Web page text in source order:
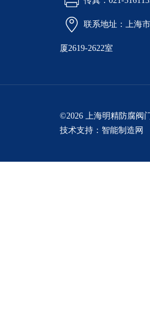
联系地址：上海
厦2619-2622室
©2026 上海明精防腐阀
技术支持： 智能制造网